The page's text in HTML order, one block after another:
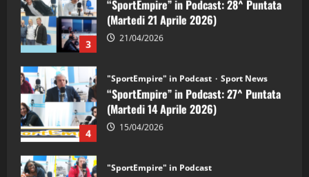
3
(Martedi 21 Aprile 2026)
21/04/2026
4
"SportEmpire" in Podcast Sport News
“SportEmpire” in Podcast: 27^ Puntata
(Martedi 14 Aprile 2026)
15/04/2026
"SportEmpire" in Podcast